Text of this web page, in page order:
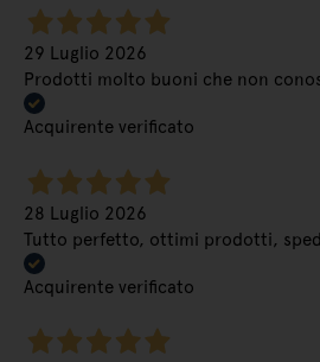
29 Luglio 2026
Prodotti molto buoni che non
Acquirente verificato
28 Luglio 2026
Tutto perfetto, ottimi prodotti,
Acquirente verificato